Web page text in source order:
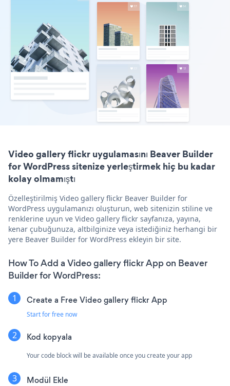
Video gallery flickr uygulamasını Beaver Builder
for WordPress sitenize yerleştirmek hiç bu kadar
kolay olmamıştı
Özelleştirilmiş Video gallery flickr Beaver Builder for
WordPress uygulamanızı oluşturun, web sitenizin stiline ve
renklerine uyun ve Video gallery flickr sayfanıza, yayına,
kenar çubuğunuza, altbilginize veya istediğiniz herhangi bir
yere Beaver Builder for WordPress ekleyin bir site.
How To Add a Video gallery flickr App on Beaver
Builder for WordPress:
Create a Free Video gallery flickr App
Start for free now
Kod kopyala
Your code block will be available once you create your app
Modül Ekle